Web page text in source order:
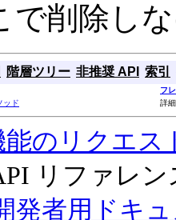
で削除し
階層ツリー 非推奨 API 索引
フ
ッド 詳
のリクエス
リファレ
発者用ドキ